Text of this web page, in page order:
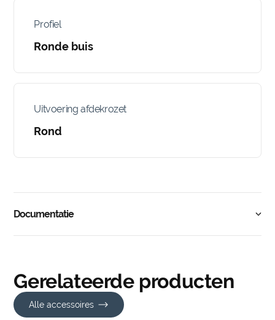
Profiel
Ronde buis
Uitvoering afdekrozet
Rond
Documentatie
Gerelateerde producten
Alle accessoires